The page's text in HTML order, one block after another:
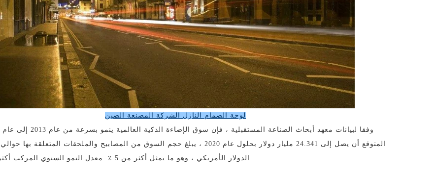
لوحة الصمام النازل الشركة المصنعة الصين
الدولار الأمريكي ، وهو ما يمثل أكثر من 5 ٪. معدل النمو السنوي المركب أكثر من 20 ٪.